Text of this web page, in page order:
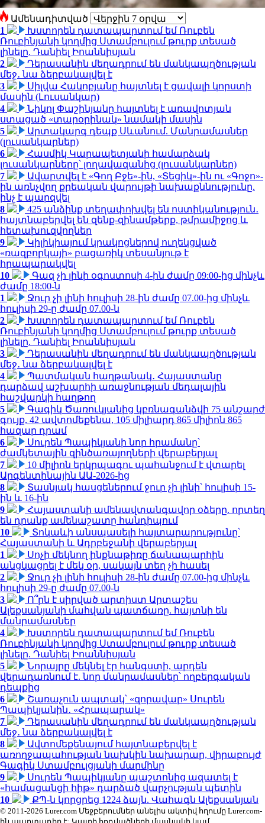
Ամենադիտված
1
Խստորեն դատապարտում եմ Ռուբեն
Ռուբինյանի կողմից Ստամբուլում թուրք տեսած
լինելը. Դանիել Իոաննիսյան
2
Դերասանին մեղադրում են մանկապղծության
մեջ․ նա ձերբակալվել է
3
Սիլվա Հակոբյանը հայտնել է ցավալի կորստի
մասին (Լուսանկար)
4
Նիկոլ Փաշինյանը հայտնել է առավոտյան
ստացած «տարօրինակ» նամակի մասին
5
Արտակարգ դեպք Սևանում. Մանրամասներ
(լուսանկարներ)
6
Հասմիկ Կարապետյանի համարձակ
լուսանկարները՝ լողավազանից (լուսանկարներ)
7
Ավարտվել է «Գող Բջե»-ին, «Տեցիկ»-ին ու «Գոջո»-
ին առնչվող քրեական վարույթի նախաքննությունը.
ինչ է պարզվել
8
425 անձինք տեղափոխվել են ոստիկանություն․
հայտնաբերվել են զենք-զինամթերք, թմրամիջոց և
հետախուզվողներ
9
Կիլիկիայում կրակոցներով ուղեկցված
«ռազբորկայի» բացառիկ տեսանյութ է
հրապարակվել
10
Գազ չի լինի օգոստոսի 4-ին ժամը 09:00-ից մինչև
ժամը 18:00-ն
1
Ջուր չի լինի հուլիսի 28-ին ժամը 07.00-ից մինչև
հուլիսի 29-ը ժամը 07.00-ն
2
Խստորեն դատապարտում եմ Ռուբեն
Ռուբինյանի կողմից Ստամբուլում թուրք տեսած
լինելը. Դանիել Իոաննիսյան
3
Դերասանին մեղադրում են մանկապղծության
մեջ․ նա ձերբակալվել է
4
Պատմական հաղթանակ․ Հայաստանը
դարձավ աշխարհի առաջնության մեդալային
հաշվարկի հաղթող
5
Գագիկ Ծառուկյանից կբռնագանձվի 75 անշարժ
գույք, 42 ավտոմեքենա, 105 միլիարդ 865 միլիոն 865
հազար դրամ
6
Սուրեն Պապիկյանի նոր հրամանը՝
ժամկետային զինծառայողների վերաբերյալ
7
10 միլիոն երկրպագու պահանջում է վտարել
Արգենտինային ԱԱ-2026-ից
8
Տասնյակ հասցեներում ջուր չի լինի՝ հուլիսի 15-
ին և 16-ին
9
Հայաստանի ամենավտանգավոր օձերը. որտեղ
են դրանք ամենաշատը հանդիպում
10
Տոկաևի անսպասելի հայտարարությունը՝
Հայաստանի և Ադրբեջանի վերաբերյալ
1
Սոչի մեկնող ինքնաթիռը ճանապարհին
անցկացրել է մեկ օր, սակայն տեղ չի հասել
2
Ջուր չի լինի հուլիսի 28-ին ժամը 07.00-ից մինչև
հուլիսի 29-ը ժամը 07.00-ն
3
Ո՞րն է սիրված արտիստ Արտաշես
Ալեքսանյանի մահվան պատճառը. հայտնի են
մանրամասներ
4
Խստորեն դատապարտում եմ Ռուբեն
Ռուբինյանի կողմից Ստամբուլում թուրք տեսած
լինելը. Դանիել Իոաննիսյան
5
Նորայրը մեկնել էր հանգստի, արդեն
վերադառնում է. նոր մանրամասներ՝ ողբերգական
դեպքից
6
Շառաչուն ապտակ՝ «զորավար» Սուրեն
Պապիկյանին․ «Հրապարակ»
7
Դերասանին մեղադրում են մանկապղծության
մեջ․ նա ձերբակալվել է
8
Ավտոմեքենայում հայտնաբերվել է
առողջապահության նախկին նախարար, վիրաբույժ
Գագիկ Ստամբուլցյանի մարմինը
9
Սուրեն Պապիկյանը պաշտոնից ազատել է
«համացանցի հիթ» դարձած վարչության պետին
10
ՔՊ-ն կորցրեց 1224 ձայն. Վահագն Ալեքսանյան
© 2011-2026 Lurer.com Մեջբերումներ անելիս ակտիվ հղումը Lurer.com-